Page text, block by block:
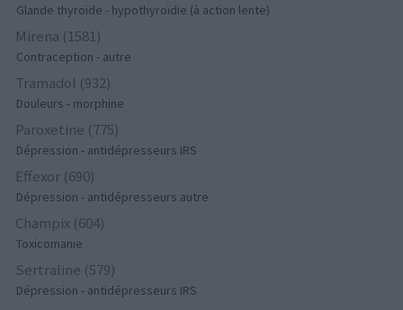
Glande thyroïde - hypothyroïdie (à action lente)
Mirena (1581)
Contraception - autre
Tramadol (932)
Douleurs - morphine
Paroxetine (775)
Dépression - antidépresseurs IRS
Effexor (690)
Dépression - antidépresseurs autre
Champix (604)
Toxicomanie
Sertraline (579)
Dépression - antidépresseurs IRS